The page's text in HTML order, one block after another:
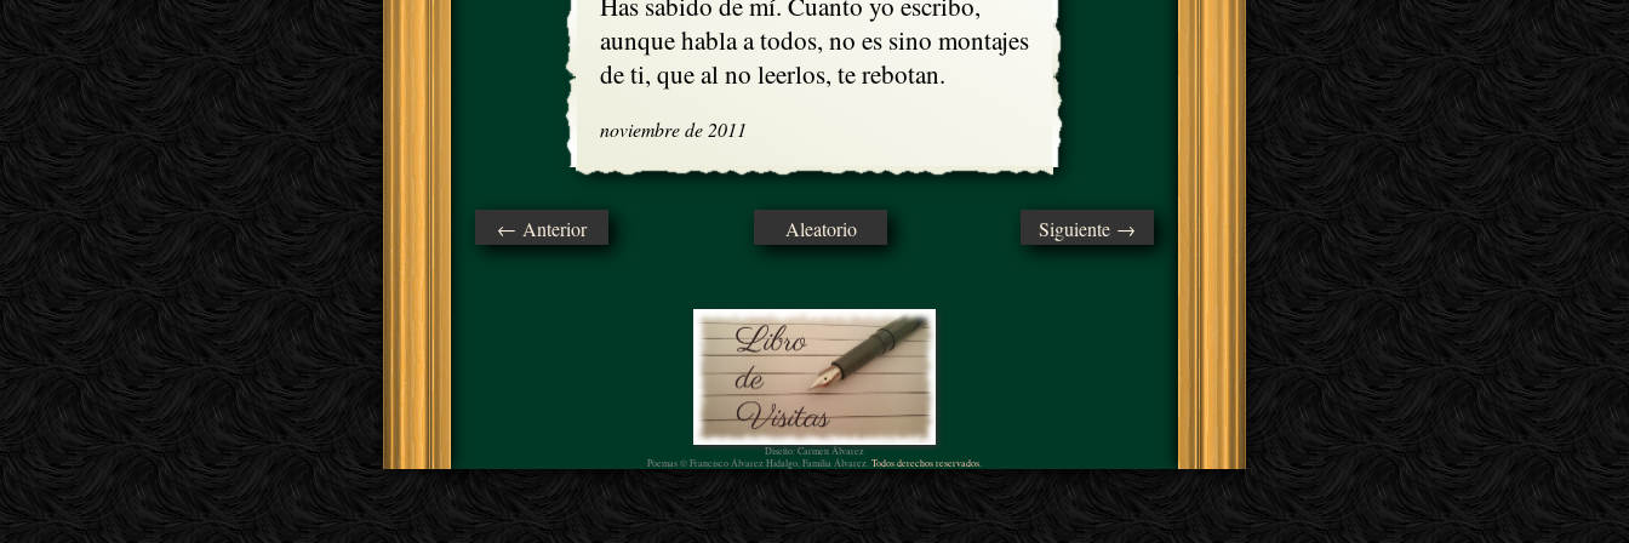
aunque habla a todos, no es sino montajes
de ti, que al no leerlos, te rebotan.
noviembre de 2011
← Anterior Aleatorio Siguiente →
Diseño: Carmen Álvarez
Poemas © Francisco Álvarez Hidalgo, Familia Álvarez. Todos derechos reservados.